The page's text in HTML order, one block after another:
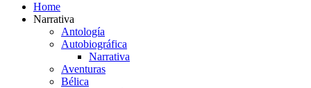
Home
Narrativa
Antología
Autobiográfica
Narrativa
Aventuras
Bélica